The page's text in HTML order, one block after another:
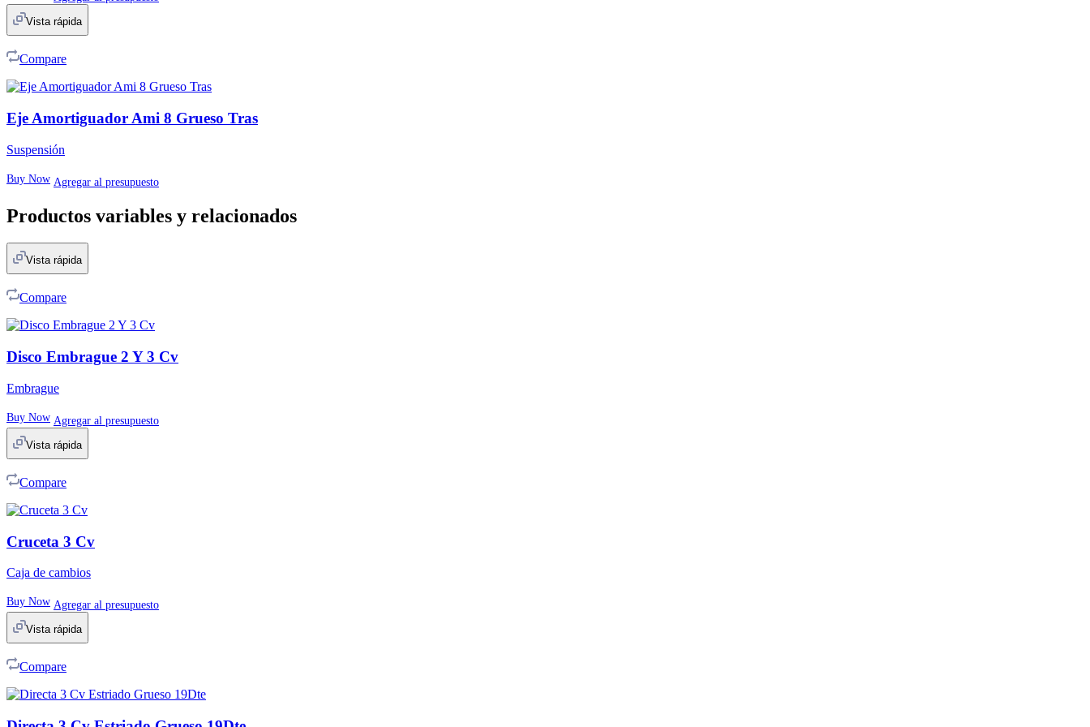
Vista rápida
Compare
Eje Amortiguador Ami 8 Grueso Tras
Suspensión
Buy Now Agregar al presupuesto
Productos variables y relacionados
Vista rápida
Compare
Disco Embrague 2 Y 3 Cv
Embrague
Buy Now Agregar al presupuesto
Vista rápida
Compare
Cruceta 3 Cv
Caja de cambios
Buy Now Agregar al presupuesto
Vista rápida
Compare